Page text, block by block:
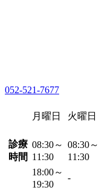
052-521-7677
月曜日 火曜日
診療
時間
08:30～
11:30
08:30～
11:30
18:00～
19:30
-